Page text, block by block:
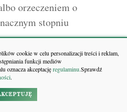
cookie w celu personalizacji treści i reklam,
funkcji mediów
oznacza akceptacjęregulaminu.Sprawdź
.
orzeczeniem o
stopniu
rodzinnego;
zastępcza wyraża
zastępczej zawodowej